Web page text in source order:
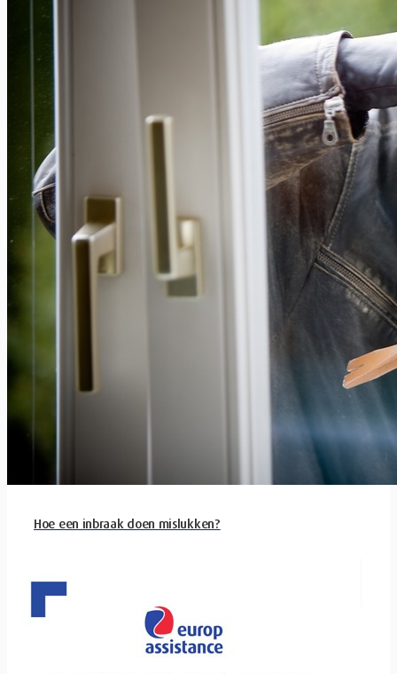
Hoe een inbraak doen mislukken?